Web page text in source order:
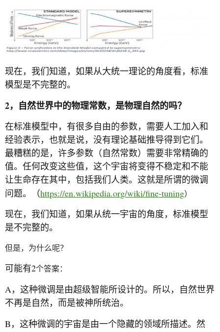
现在，我们知道，如果从大统一理论的角度看，标准
模型是不完整的。
2，自然世界中的物理常数，是物理自然的吗？
在标准模型中，有很多自由的参数，需要人工加入和
经验表示，也就是说，没有理论基础推导得到它们。
最糟糕的是，许多参数（自然常数）需要非常精确的
值。任何改变这些值，这个宇宙将变得不稳定和不能
让生命存在其中，包括我们人类。这就是所谓的微调
问题。（https://en.wikipedia.org/wiki/fine-tuning）
现在，我们知道，如果从统一宇宙的角度，标准模型
是不完整的。
但是，为什么呢？
可能有2个答案：
A ，这种微调是由超级智能所设计的。所以，自然世界
不再是自然，而是被神所统治。
B ，这种微调的宇宙是由一个隐藏的领域所描述。然